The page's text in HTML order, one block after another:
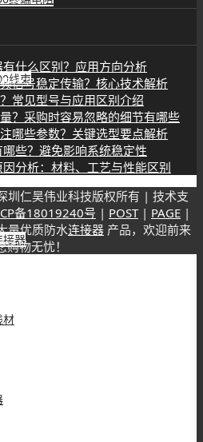
线束
接器
材
什么区别？应用方向分析
信号稳定传输？核心技术解析
常见型号与应用区别介绍
？采购时容易忽略的细节有哪些
哪些参数？关键选型要点解析
些？避免影响系统稳定性
分析：材料、工艺与性能区别
圳仁昊伟业科技版权所有 | 技术支
备18019240号 | POST| PAGE |
量优质防水连接器 产品，欢迎前来
物无忧！